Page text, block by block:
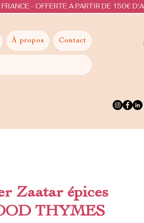
À propos Contact
Zaatar épices
THYMES